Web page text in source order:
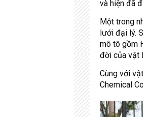
và hiện đã
Một trong
lưới đại lý.
mô tô gồm
đời của vật
Cùng với
Chemical